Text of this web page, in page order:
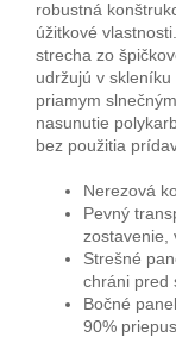
robustná
úžitkové
strecha zo
udržujú v
priamym
nasunutie
bez použitia
Nerezová
Pevný
zostavenie,
Strešné
chráni pred
Bočné
90%